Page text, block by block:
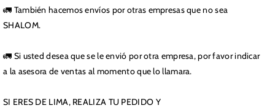
🚛 También hacemos envíos por otras empresas que no sea
SHALOM.
🚛 Si usted desea que se le envió por otra empresa, por favor indicar
a la asesora de ventas al momento que lo llamara.
SI ERES DE LIMA, REALIZA TU PEDIDO Y